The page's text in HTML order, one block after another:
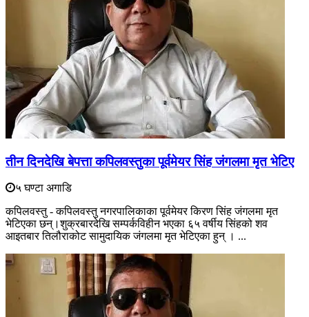
तीन दिनदेखि बेपत्ता कपिलवस्तुका पूर्वमेयर सिंह जंगलमा मृत भेटिए
५ घण्टा अगाडि
कपिलवस्तु - कपिलवस्तु नगरपालिकाका पूर्वमेयर किरण सिंह जंगलमा मृत
भेटिएका छन्।शुक्रबारदेखि सम्पर्कविहीन भएका ६५ वर्षीय सिंहको शव
आइतबार तिलौराकोट सामुदायिक जंगलमा मृत भेटिएका हुन् । ...